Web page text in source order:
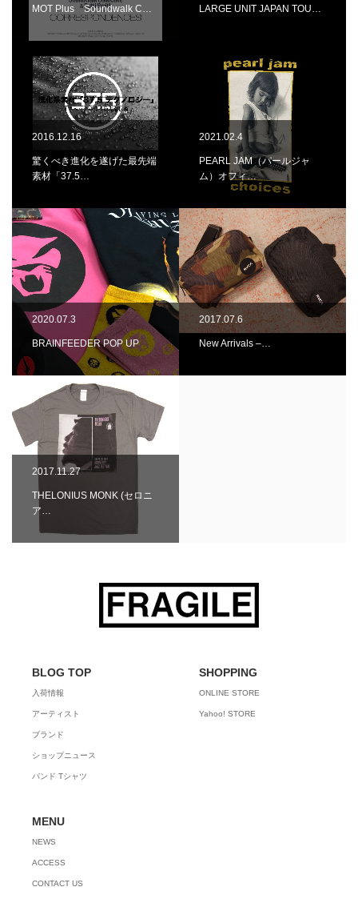
MOT Plus Soundwalk C… LARGE UNIT JAPAN TOU…
2016.12.16
驚くべき進化を遂げた最先端
素材「37.5…
2021.02.4
PEARL JAM（パールジャ
ム）オフィ…
2020.07.3
BRAINFEEDER POP UP
2017.07.6
New Arrivals –…
2017.11.27
THELONIUS MONK (セロニ
ア…
BLOG TOP
入荷情報
アーティスト
ブランド
ショップニュース
バンド Tシャツ
SHOPPING
ONLINE STORE
Yahoo! STORE
MENU
NEWS
ACCESS
CONTACT US